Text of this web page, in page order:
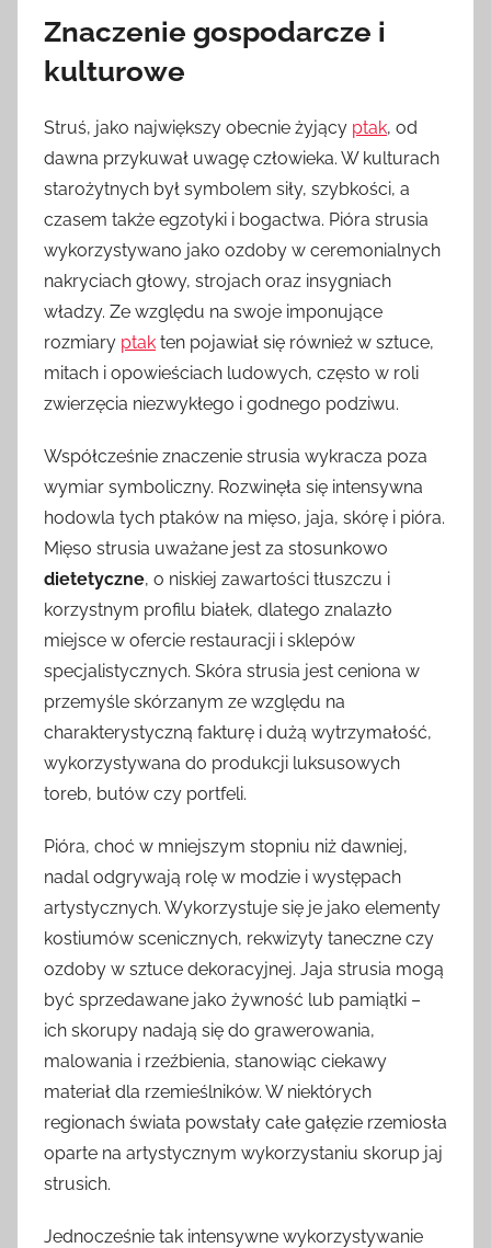
Znaczenie gospodarcze i
kulturowe
Struś, jako największy obecnie żyjący ptak, od
dawna przykuwał uwagę człowieka. W kulturach
starożytnych był symbolem siły, szybkości, a
czasem także egzotyki i bogactwa. Pióra strusia
wykorzystywano jako ozdoby w ceremonialnych
nakryciach głowy, strojach oraz insygniach
władzy. Ze względu na swoje imponujące
rozmiary ptak ten pojawiał się również w sztuce,
mitach i opowieściach ludowych, często w roli
zwierzęcia niezwykłego i godnego podziwu.
Współcześnie znaczenie strusia wykracza poza
wymiar symboliczny. Rozwinęła się intensywna
hodowla tych ptaków na mięso, jaja, skórę i pióra.
Mięso strusia uważane jest za stosunkowo
dietetyczne, o niskiej zawartości tłuszczu i
korzystnym profilu białek, dlatego znalazło
miejsce w ofercie restauracji i sklepów
specjalistycznych. Skóra strusia jest ceniona w
przemyśle skórzanym ze względu na
charakterystyczną fakturę i dużą wytrzymałość,
wykorzystywana do produkcji luksusowych
toreb, butów czy portfeli.
Pióra, choć w mniejszym stopniu niż dawniej,
nadal odgrywają rolę w modzie i występach
artystycznych. Wykorzystuje się je jako elementy
kostiumów scenicznych, rekwizyty taneczne czy
ozdoby w sztuce dekoracyjnej. Jaja strusia mogą
być sprzedawane jako żywność lub pamiątki –
ich skorupy nadają się do grawerowania,
malowania i rzeźbienia, stanowiąc ciekawy
materiał dla rzemieślników. W niektórych
regionach świata powstały całe gałęzie rzemiosła
oparte na artystycznym wykorzystaniu skorup jaj
strusich.
Jednocześnie tak intensywne wykorzystywanie